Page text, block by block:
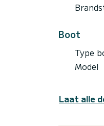
Boot
Type
Model
Laat alle